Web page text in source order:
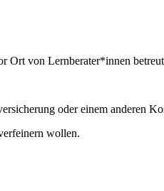
Ort von Lernberater*innen
oder einem anderen
wollen.